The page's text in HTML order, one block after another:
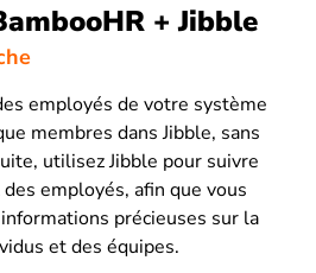
+ Jibble
employés de votre système
membres dans Jibble, sans
utilisez Jibble pour suivre
employés, afin que vous
précieuses sur la
et des équipes.